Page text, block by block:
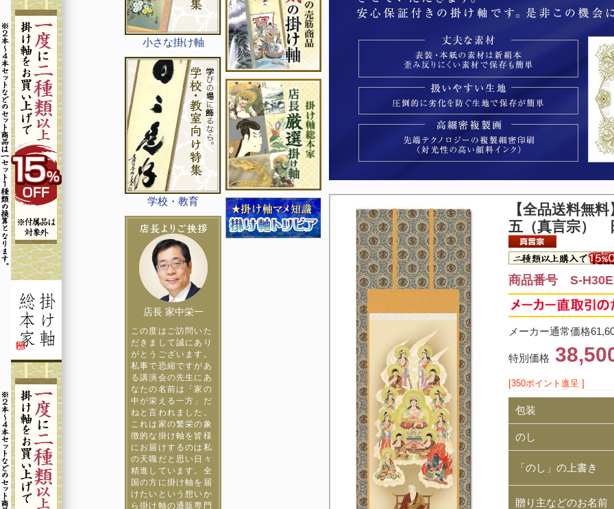
小さな掛け軸
学校・教育
店長 家中栄一
この度はご訪問いた
だきまして誠にあり
がとうございます。
私事で恐縮ですがあ
る講演会の先生にあ
なたの名前は「家の
中が栄える一方」だ
ねと言われました。
これは家の繁栄の象
徴的な掛け軸を皆様
にお届けするのは私
の天職だと思い日々
精進しています。全
国の方に掛け軸を届
けたいという想いか
ら掛け軸の通販専門
【全品送料無料
五（真言宗）
商品番号 S-
メーカー通常価格
特別価格
[350ポイント進呈 ]
包装
のし
「のし」の上書き
贈り主などのお名前